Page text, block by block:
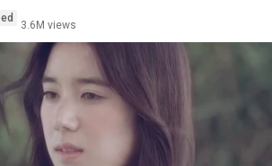
3.6M views